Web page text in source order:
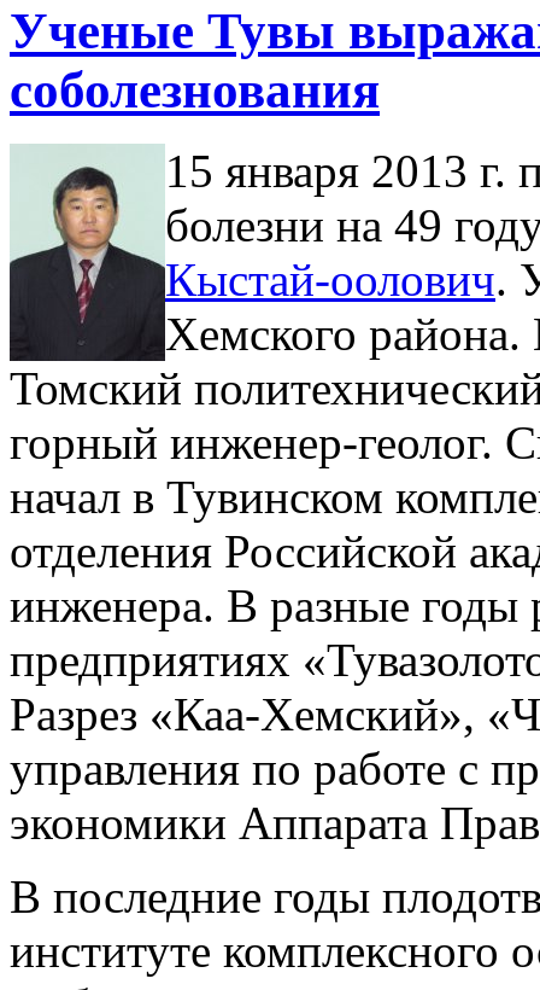
Ученые Тувы
соболезнования
15 января 2013 г.
болезни на 49
Кыстай-оолович.
Хемского района.
Томский
горный инженер-геолог.
начал в Тувинском
отделения Российской
инженера. В разные
предприятиях
Разрез «Каа-Хемский»,
управления по работе с
экономики Аппарата
В последние годы
институте комплексного